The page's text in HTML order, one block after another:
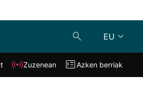
EU
Klisk Zuzenean
Zuzenean Azken berriak